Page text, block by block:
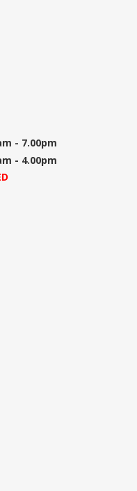
- 7.00pm
- 4.00pm